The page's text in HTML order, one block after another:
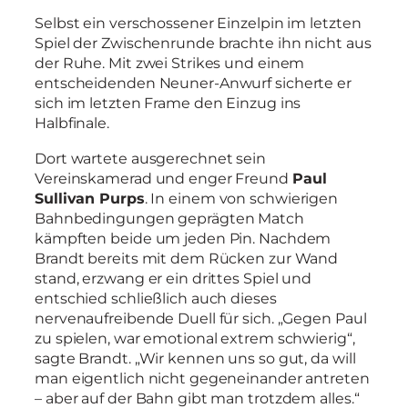
Selbst ein verschossener Einzelpin im letzten
Spiel der Zwischenrunde brachte ihn nicht aus
der Ruhe. Mit zwei Strikes und einem
entscheidenden Neuner-Anwurf sicherte er
sich im letzten Frame den Einzug ins
Halbfinale.
Dort wartete ausgerechnet sein
Vereinskamerad und enger Freund Paul
Sullivan Purps. In einem von schwierigen
Bahnbedingungen geprägten Match
kämpften beide um jeden Pin. Nachdem
Brandt bereits mit dem Rücken zur Wand
stand, erzwang er ein drittes Spiel und
entschied schließlich auch dieses
nervenaufreibende Duell für sich. „Gegen Paul
zu spielen, war emotional extrem schwierig“,
sagte Brandt. „Wir kennen uns so gut, da will
man eigentlich nicht gegeneinander antreten
– aber auf der Bahn gibt man trotzdem alles.“